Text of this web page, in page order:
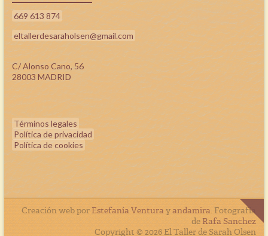
669 613 874
eltallerdesaraholsen@gmail.com
C/ Alonso Cano, 56
28003 MADRID
Términos legales
Política de privacidad
Política de cookies
Creación web por Estefanía Venturayandamira. Fotografía
deRafa Sanchez
Copyright © 2026 El Taller de Sarah Olsen